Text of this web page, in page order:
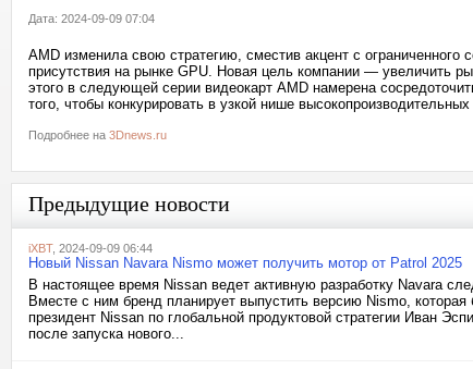
Дата: 2024-09-09 07:04
AMD изменила свою стратегию, сместив акцент с
присутствия на рынке GPU. Новая цель компании — увеличить
этого в следующей серии видеокарт AMD намерена
того, чтобы конкурировать в узкой нише
Подробнее на 3Dnews.ru
Предыдущие новости
iXBT, 2024-09-09 06:44
Новый Nissan Navara Nismo может получить мотор от Patrol 2025
В настоящее время Nissan ведет активную разработку Navara
Вместе с ним бренд планирует выпустить версию Nismo,
президент Nissan по глобальной продуктовой стратегии Иван
после запуска нового...